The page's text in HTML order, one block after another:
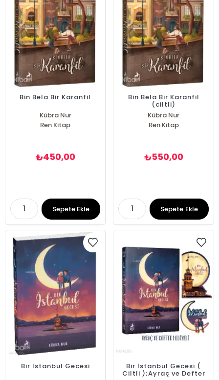
Bin Bela Bir Karanfil
Kübra Nur
Ren Kitap
₺450,00
Sepete Ekle
Bin Bela Bir Karanfil
(ciltli)
Kübra Nur
Ren Kitap
₺550,00
Sepete Ekle
Bir İstanbul Gecesi
Bir İstanbul Gecesi (
Ciltli );Ayraç ve Defter